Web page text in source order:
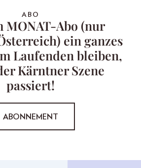
ABO
MONAT-Abo (nur
ein ganzes
Laufenden bleiben,
Kärntner Szene
passiert!
ABONNEMENT